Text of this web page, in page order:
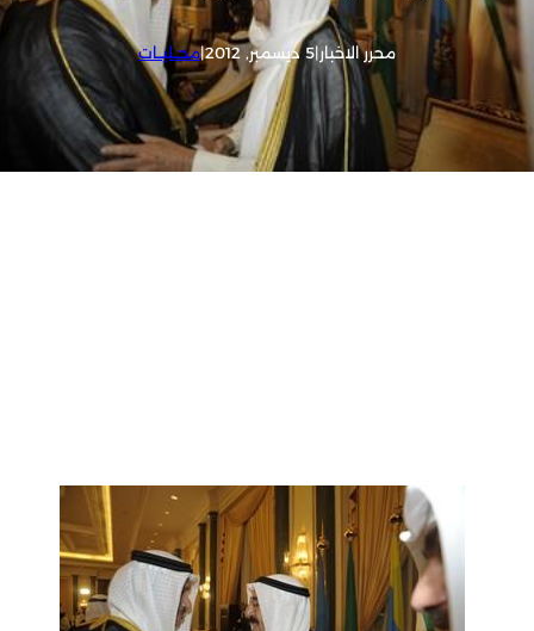
محرر الاخبار|5 ديسمبر, 2012 |محــليــات